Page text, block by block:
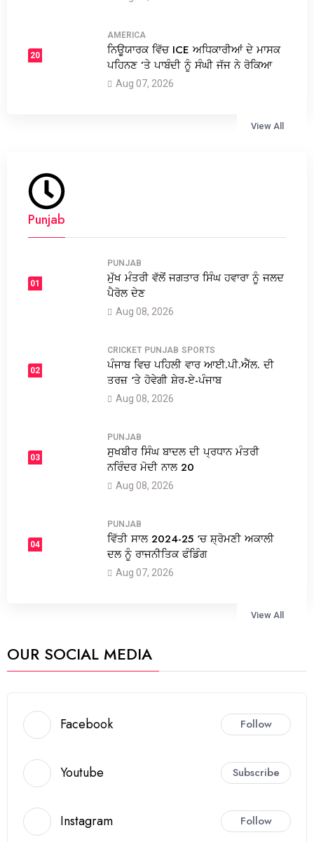
20
AMERICA
ਨਿਊਯਾਰਕ ਵਿੱਚ ICE ਅਧਿਕਾਰੀਆਂ ਦੇ ਮਾਸਕ
ਪਹਿਨਣ ’ਤੇ ਪਾਬੰਦੀ ਨੂੰ ਸੰਘੀ ਜੱਜ ਨੇ ਰੋਕਿਆ
Aug 07, 2026
View All
Punjab
01
PUNJAB
ਮੁੱਖ ਮੰਤਰੀ ਵੱਲੋਂ ਜਗਤਾਰ ਸਿੰਘ ਹਵਾਰਾ ਨੂੰ ਜਲਦ
ਪੈਰੋਲ ਦੇਣ
Aug 08, 2026
02
CRICKET PUNJAB SPORTS
ਪੰਜਾਬ ਵਿਚ ਪਹਿਲੀ ਵਾਰ ਆਈ.ਪੀ.ਐੱਲ. ਦੀ
ਤਰਜ਼ ‘ਤੇ ਹੋਵੇਗੀ ਸ਼ੇਰ-ਏ-ਪੰਜਾਬ
Aug 08, 2026
03
PUNJAB
ਸੁਖਬੀਰ ਸਿੰਘ ਬਾਦਲ ਦੀ ਪ੍ਰਧਾਨ ਮੰਤਰੀ
ਨਰਿੰਦਰ ਮੋਦੀ ਨਾਲ 20
Aug 08, 2026
04
PUNJAB
ਵਿੱਤੀ ਸਾਲ 2024-25 ‘ਚ ਸ਼੍ਰੋਮਣੀ ਅਕਾਲੀ
ਦਲ ਨੂੰ ਰਾਜਨੀਤਿਕ ਫੰਡਿੰਗ
Aug 07, 2026
View All
OUR SOCIAL MEDIA
Facebook Follow
Youtube Subscribe
Instagram Follow